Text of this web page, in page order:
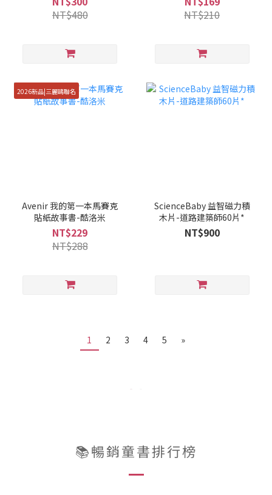
NT$480
NT$210
2026新品|三麗鷗聯名
Avenir 我的第一本馬賽克
貼紙故事書-酷洛米
NT$229
NT$288
ScienceBaby 益智磁力積
木片-道路建築師60片*
NT$900
1 2 3 4 5 »
📚暢銷童書排行榜